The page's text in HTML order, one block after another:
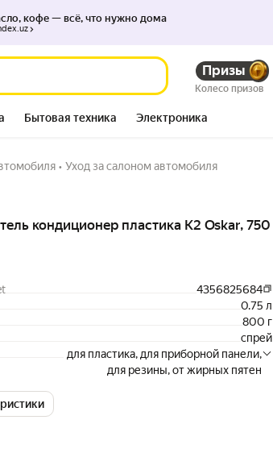
Призы
Колесо призов
Бытовая техника Электроника
кофе — всё, что нужно дома
• Уход за салоном автомобиля
кондиционер пластика K2 Oskar, 750
4356825684
0.75 л
800 г
спрей
для пластика, для приборной панели,
для резины, от жирных пятен
115 000сум